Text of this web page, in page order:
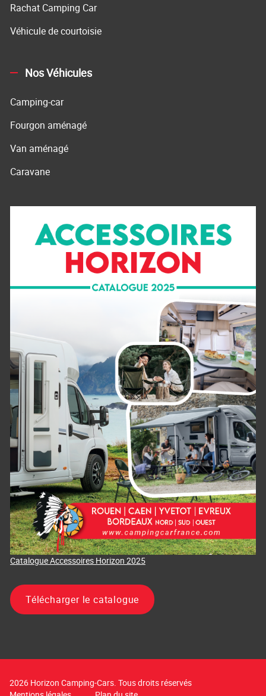
Rachat Camping Car
Véhicule de courtoisie
Nos Véhicules
Camping-car
Fourgon aménagé
Van aménagé
Caravane
Catalogue Accessoires Horizon 2025
Télécharger le catalogue
2026 Horizon Camping-Cars. Tous droits réservés